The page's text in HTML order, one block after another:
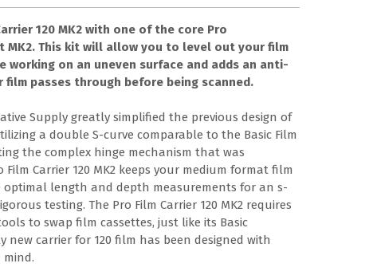
120 MK2 with one of the core Pro
MK2. This kit will allow you to level out your film
working on an uneven surface and adds an anti-
passes through before being scanned.
Supply greatly simplified the previous design of
a double S-curve comparable to the Basic Film
the complex hinge mechanism that was
Carrier 120 MK2 keeps your medium format film
length and depth measurements for an s-
testing. The Pro Film Carrier 120 MK2 requires
to swap film cassettes, just like its Basic
new carrier for 120 film has been designed with
mind.